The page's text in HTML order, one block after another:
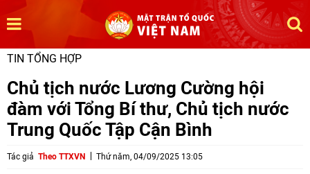
TIN TỔNG HỢP
Chủ tịch nước Lương Cường hội
đàm với Tổng Bí thư, Chủ tịch nước
Trung Quốc Tập Cận Bình
Tác giả Theo TTXVN Thứ năm, 04/09/2025 13:05